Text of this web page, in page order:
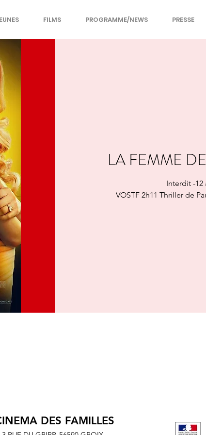
FILMS PROGRAMME/NEWS PRESSE
LA FEMME
Interdit -12
DES FAMILLES